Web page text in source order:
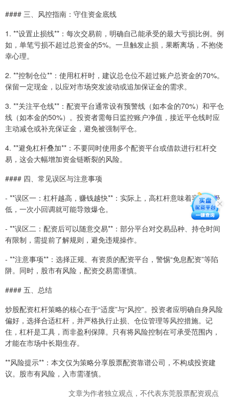
#### 三、风控指南：守住资金底线
1. **设置止损线**：每次交易前，明确自己能承受的最大亏损比例。例
如，单笔亏损不超过总资金的5%。一旦触发止损，果断离场，不抱侥
幸心理。
2. **控制仓位**：使用杠杆时，建议总仓位不超过账户总资金的70%。
保留一定现金，以应对市场突发波动或追加保证金的需求。
3. **关注平仓线**：配资平台通常设有预警线（如本金的70%）和平仓
线（如本金的50%）。投资者需每日监控账户净值，接近平仓线时应
主动减仓或补充保证金，避免被强制平仓。
4. **避免杠杆叠加**：不要同时使用多个配资平台或借款进行杠杆交
易，这会大幅增加资金链断裂的风险。
#### 四、常见误区与注意事项
- **误区一：杠杆越高，赚钱越快**：实际上，高杠杆意味着容错率极
低，一次小回调就可能导致爆仓。
- **误区二：配资后可以随意交易**：部分平台对交易品种、持仓时间
有限制，需提前了解规则，避免违规操作。
- **注意事项**：选择正规、有资质的配资平台，警惕“免息配资”等陷
阱。同时，股市有风险，配资交易需谨慎。
#### 五、总结
炒股配资杠杆策略的核心在于“适度”与“风控”。投资者应明确自身风险
偏好，选择合适杠杆，并严格执行止损、仓位管理等风控措施。记
住，杠杆是工具，而非盈利保障。只有将风险控制在可承受范围内，
才能在市场中长期生存。
**风险提示**：本文仅为策略分享股票配资靠谱公司，不构成投资建
议。股市有风险，入市需谨慎。
文章为作者独立观点，不代表东莞股票配资观点